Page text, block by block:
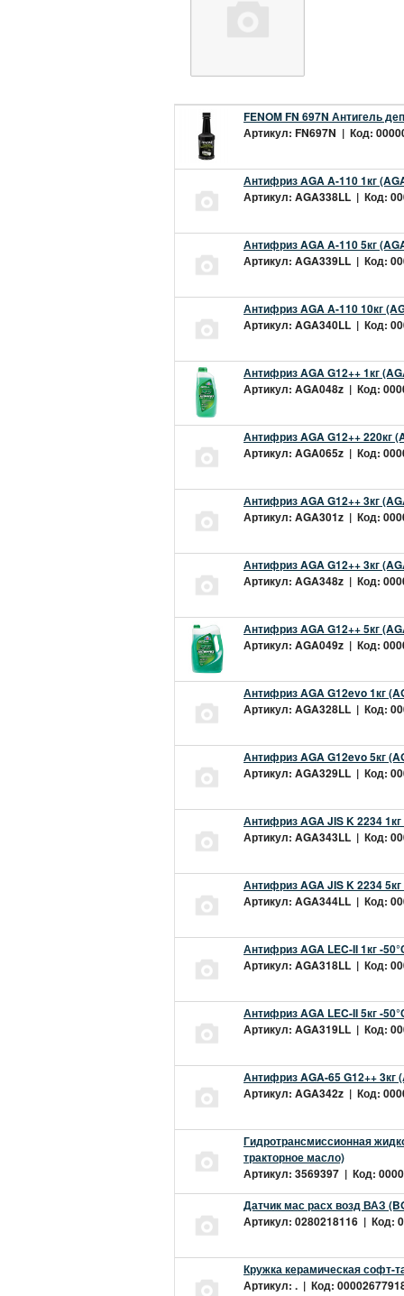
FENOM FN 697N Антигель
Артикул: FN697N | Код:
Антифриз AGA A-110 1кг
Артикул: AGA338LL | Код:
Антифриз AGA A-110 5кг
Артикул: AGA339LL | Код:
Антифриз AGA A-110 10кг
Артикул: AGA340LL | Код:
Антифриз AGA G12++ 1кг
Артикул: AGA048z | Код:
Антифриз AGA G12++ 220кг
Артикул: AGA065z | Код:
Антифриз AGA G12++ 3кг
Артикул: AGA301z | Код:
Антифриз AGA G12++ 3кг
Артикул: AGA348z | Код:
Антифриз AGA G12++ 5кг
Артикул: AGA049z | Код:
Антифриз AGA G12evo 1кг
Артикул: AGA328LL | Код:
Антифриз AGA G12evo 5кг
Артикул: AGA329LL | Код:
Антифриз AGA JIS K 2234
Артикул: AGA343LL | Код:
Антифриз AGA JIS K 2234
Артикул: AGA344LL | Код:
Антифриз AGA LEC-II 1кг -
Артикул: AGA318LL | Код:
Антифриз AGA LEC-II 5кг -
Артикул: AGA319LL | Код:
Антифриз AGA-65 G12++ 3кг
Артикул: AGA342z | Код:
Гидротрансмиссионная
тракторное масло)
Артикул: 3569397 | Код:
Датчик мас расх возд ВАЗ
Артикул: 0280218116 | Код:
Кружка керамическая софт-
Артикул: . | Код: